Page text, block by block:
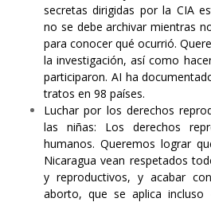
secretas dirigidas por la CIA
no se debe archivar mientras
para conocer qué ocurrió.
la investigación, así como
participaron. AI ha
tratos en 98 países.
Luchar por los derechos
las niñas: Los derechos
humanos. Queremos lograr
Nicaragua vean respetados
y reproductivos, y acabar
aborto, que se aplica